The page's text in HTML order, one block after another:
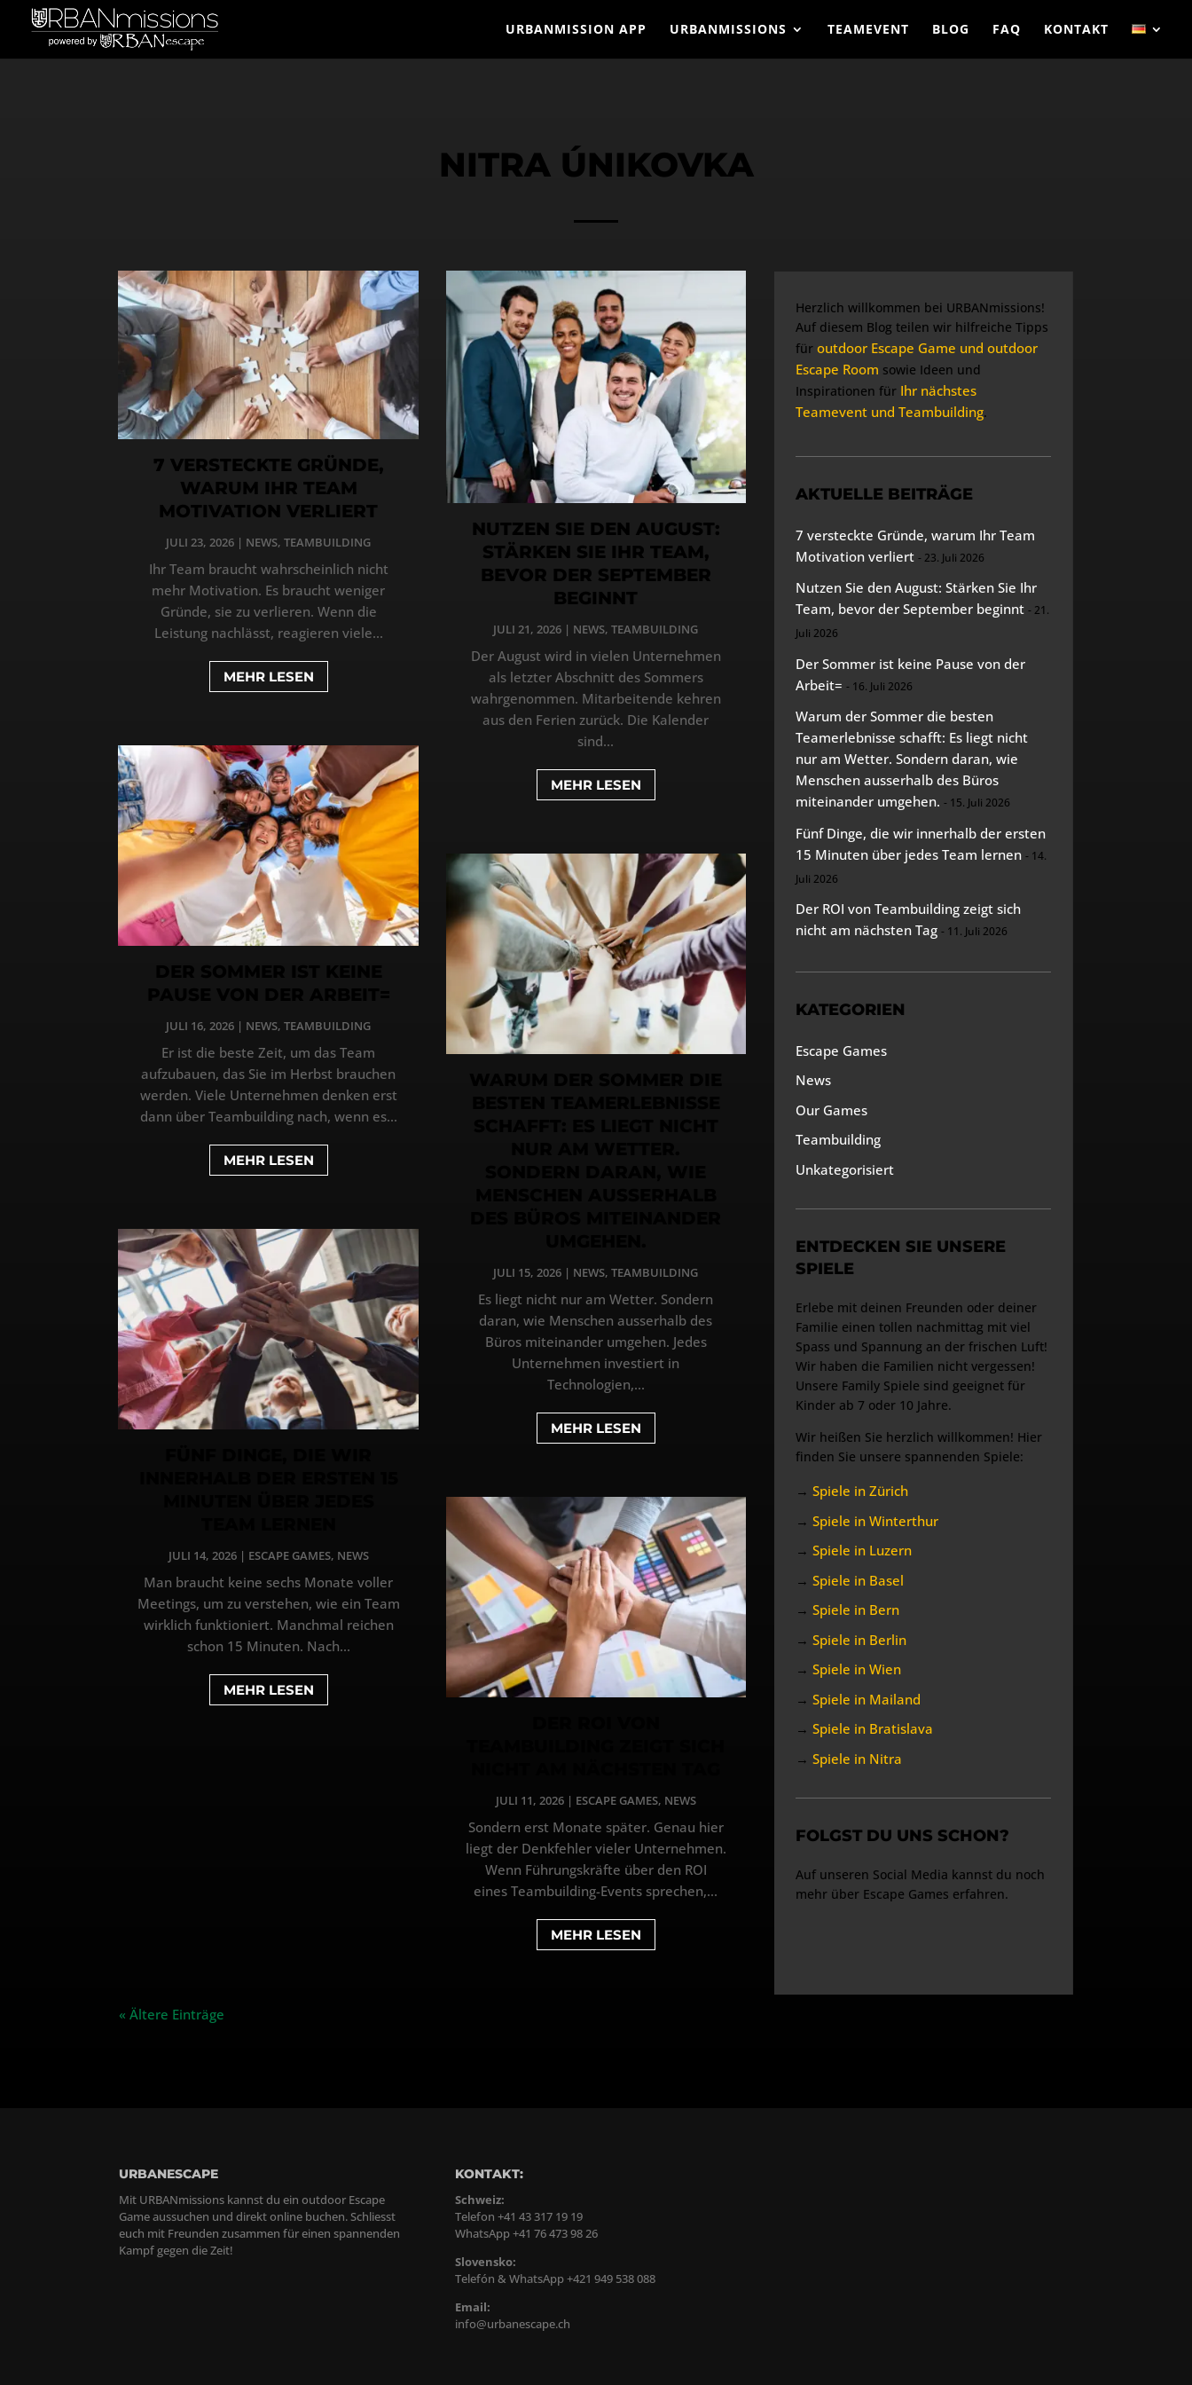
URBANMISSION APP URBANMISSIONS TEAMEVENT BLOG FAQ KONTAKT
NITRA ÚNIKOVKA
7 VERSTECKTE GRÜNDE,
WARUM IHR TEAM
MOTIVATION VERLIERT
JULI 23, 2026 | NEWS,TEAMBUILDING
Ihr Team braucht wahrscheinlich nicht
mehr Motivation. Es braucht weniger
Gründe, sie zu verlieren. Wenn die
Leistung nachlässt, reagieren viele...
MEHR LESEN
JULI 16, 2026 | NEWS,TEAMBUILDING
Er ist die beste Zeit, um das Team
aufzubauen, das Sie im Herbst brauchen
werden. Viele Unternehmen denken erst
dann über Teambuilding nach, wenn es...
MEHR LESEN
JULI 14, 2026| ESCAPE GAMES, NEWS
Man braucht keine sechs Monate voller
Meetings, um zu verstehen, wie ein Team
wirklich funktioniert. Manchmal reichen
schon 15 Minuten. Nach...
MEHR LESEN
NUTZEN SIE DEN AUGUST:
STÄRKEN SIE IHR TEAM,
BEVOR DER SEPTEMBER
BEGINNT
JULI 21, 2026 | NEWS,TEAMBUILDING
Der August wird in vielen Unternehmen
als letzter Abschnitt des Sommers
wahrgenommen. Mitarbeitende kehren
aus den Ferien zurück. Die Kalender
sind...
MEHR LESEN
JULI 15, 2026 | NEWS,TEAMBUILDING
Es liegt nicht nur am Wetter. Sondern
daran, wie Menschen ausserhalb des
Büros miteinander umgehen. Jedes
Unternehmen investiert in
Technologien,...
MEHR LESEN
JULI 11, 2026| ESCAPE GAMES, NEWS
Sondern erst Monate später. Genau hier
liegt der Denkfehler vieler Unternehmen.
Wenn Führungskräfte über den ROI
eines Teambuilding-Events sprechen,...
MEHR LESEN
« Ältere Einträge
Herzlich willkommen bei URBANmissions!
Auf diesem Blog teilen wir hilfreiche Tipps
für outdoor Escape Game und outdoor
Escape Room sowie Ideen und
Inspirationen für Ihr nächstes
Teamevent und Teambuilding.
AKTUELLE BEITRÄGE
7 versteckte Gründe, warum Ihr Team
Motivation verliert
23. Juli 2026
Nutzen Sie den August: Stärken Sie Ihr
Team, bevor der September beginnt
21.
Juli 2026
Der Sommer ist keine Pause von der
Arbeit=
16. Juli 2026
Warum der Sommer die besten
Teamerlebnisse schafft: Es liegt nicht
nur am Wetter. Sondern daran, wie
Menschen ausserhalb des Büros
miteinander umgehen.
15. Juli 2026
Fünf Dinge, die wir innerhalb der ersten
15 Minuten über jedes Team lernen
14.
Juli 2026
Der ROI von Teambuilding zeigt sich
nicht am nächsten Tag
11. Juli 2026
KATEGORIEN
Escape Games
News
Our Games
Teambuilding
Unkategorisiert
ENTDECKEN SIE UNSERE
SPIELE
Erlebe mit deinen Freunden oder deiner
Familie einen tollen nachmittag mit viel
Spass und Spannung an der frischen Luft!
Wir haben die Familien nicht vergessen!
Unsere Family Spiele sind geeignet für
Kinder ab 7 oder 10 Jahre.
Wir heißen Sie herzlich willkommen! Hier
finden Sie unsere spannenden Spiele:
→ Spiele in Zürich
→ Spiele in Winterthur
→ Spiele in Luzern
→ Spiele in Basel
→ Spiele in Bern
→ Spiele in Berlin
→ Spiele in Wien
→ Spiele in Mailand
→ Spiele in Bratislava
→ Spiele in Nitra
FOLGST DU UNS SCHON?
Auf unseren Social Media kannst du noch
mehr über Escape Games erfahren.
URBANESCAPE
Mit URBANmissions kannst du ein outdoor Escape
Game aussuchen und direkt online buchen. Schliesst
euch mit Freunden zusammen für einen spannenden
Kampf gegen die Zeit!
KONTAKT:
Schweiz:
Telefon +41 43 317 19 19
WhatsApp +41 76 473 98 26
Slovensko:
Telefón & WhatsApp +421 949 538 088
Email:
info@urbanescape.ch